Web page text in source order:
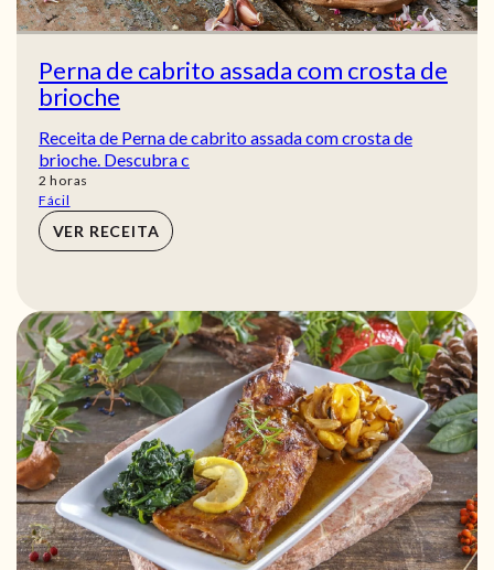
Perna de cabrito assada com crosta de
brioche
Receita de Perna de cabrito assada com crosta de
brioche. Descubra c
2 horas
horas
Fácil
VER RECEITA